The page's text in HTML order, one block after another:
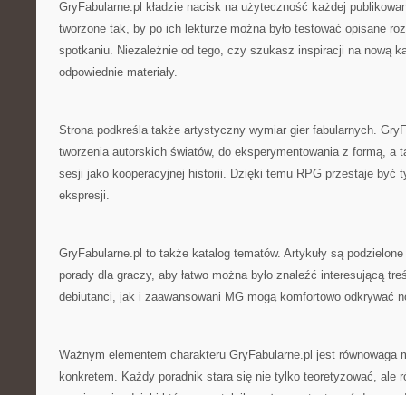
GryFabularne.pl kładzie nacisk na użyteczność każdej
tworzone tak, by po ich lekturze można było testować opisane
spotkaniu. Niezależnie od tego, czy szukasz inspiracji na nową
odpowiednie materiały.
Strona podkreśla także artystyczny wymiar gier fabularnych.
tworzenia autorskich światów, do eksperymentowania z formą, a
sesji jako kooperacyjnej historii. Dzięki temu RPG przestaje być
ekspresji.
GryFabularne.pl to także katalog tematów. Artykuły są
porady dla graczy, aby łatwo można było znaleźć interesującą
debiutanci, jak i zaawansowani MG mogą komfortowo odkrywać
Ważnym elementem charakteru GryFabularne.pl jest równowaga
konkretem. Każdy poradnik stara się nie tylko teoretyzować, ale